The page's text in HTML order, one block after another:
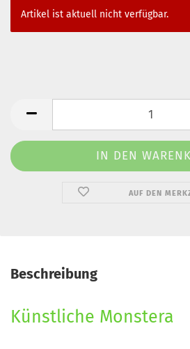
Artikel ist aktuell nicht verfügbar.
AUF DEN
Beschreibung
Künstliche Monstera